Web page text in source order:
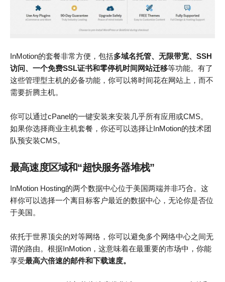
InMotion的套餐非常方便，包括多域名托管、无限带宽、SSH
访问、一个免费SSL证书和零停机时间网站迁移等功能。有了
这些管理型主机的必备功能，你可以将时间花在网站上，而不
需要折腾主机。
你可以通过cPanel的一键安装来安装几乎所有应用或CMS。
如果你选择商业主机套餐，你还可以选择让InMotion的技术团
队预安装CMS。
最高速度区域和“超快服务器堆栈”
InMotion Hosting的两个数据中心位于美国两端并非巧合。这
样你可以选择一个离目标客户最近的数据中心，无论你是否位
于美国。
依托于世界顶尖的对等网络，你可以避免多个网络中心之间无
谓的路由。根据InMotion，这意味着在最重要的市场中，你能
享受最高六倍速的邮件和下载速度。